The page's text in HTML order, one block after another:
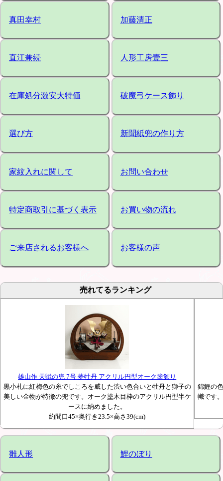
真田幸村 加藤清正
直江兼続 人形工房壹三
在庫処分激安大特価 破魔弓ケース飾り
選び方 新聞紙兜の作り方
家紋入れに関して お問い合わせ
特定商取引に基づく表示 お買い物の流れ
ご来店されるお客様へ お客様の声
売れてるランキング
雄山作 天賦の兜 7号 夢牡丹 アクリル円型オーク塗飾り
黒小札に紅梅色の糸でしころを威した渋い色合いと牡丹と獅子の
美しい金物が特徴の兜です。オーク塗木目枠のアクリル円型半ケ
ースに納めました。
約間口45×奥行き23.5×高さ39(cm)
錦鯉の
幟です
雛人形 鯉のぼり